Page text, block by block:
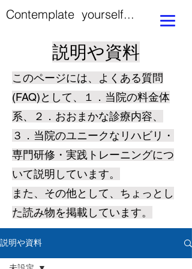
Contemplate yourself...
説明や資料
このページには、よくある質問
(FAQ)として、１．当院の料金体
系、２．おおまかな診療内容、
３．当院のユニークなリハビリ・
専門研修・実践トレーニングにつ
いて説明しています。
​また、その他として、ちょっとし
た読み物を掲載しています。
説明や資料